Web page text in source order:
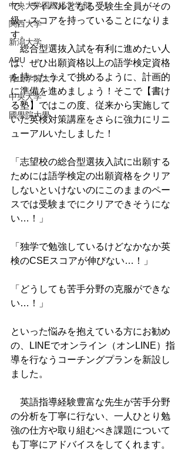
中央大学国際経営学部
関西大学
新潟大学
APU
青山学院大学
中央大学
國學院大學
で、ライバルとなる受験生全員がその
級・スコアを持っていることになりま
す。
総合型選抜入試を有利に進めたい人
は、ぜひ出願資格以上の語学検定資格
を持ったうえで挑めるように、計画的
に準備を進めましょう！そこで【書け
る塾】ではこの度、従来から実施して
いた英検対策講座をさらに強力にリニ
ューアルいたしました！
「志望校の総合型選抜入試に出願する
ためには語学検定の出願資格をクリア
しないといけないのにこのままのペー
スでは受験までにクリアできそうにな
い…！」
「独学で勉強しているけどなかなか英
検のCSEスコアが伸びない…！」
「どうしても苦手分野の克服ができな
い…！」
といった悩みを抱えている方にお勧め
の、LINEでオンライン（オンLINE）指
導を行なうコーチングプランを新設し
ました。
英語指導経験豊富な先生が苦手分野
の分析を丁寧に行ない、一人ひとり勉
強の仕方や取り組むべき課題について
も丁寧にアドバイスをしてくれます。